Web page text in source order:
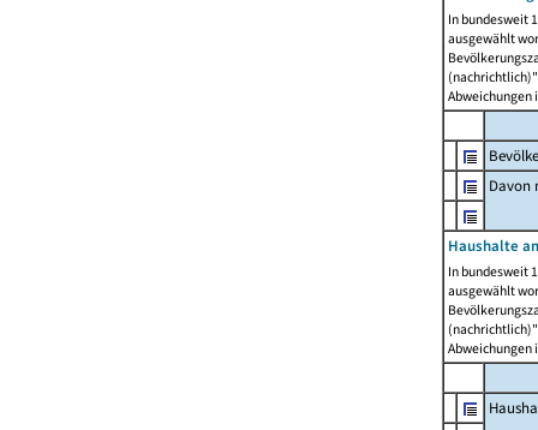
In bundesweit
ausgewählt
Abweichungen
Davon
Haushalte
In bundesweit
ausgewählt
Abweichungen